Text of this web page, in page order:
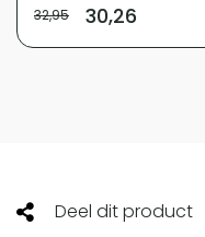
32,95 30,26
Deel dit product